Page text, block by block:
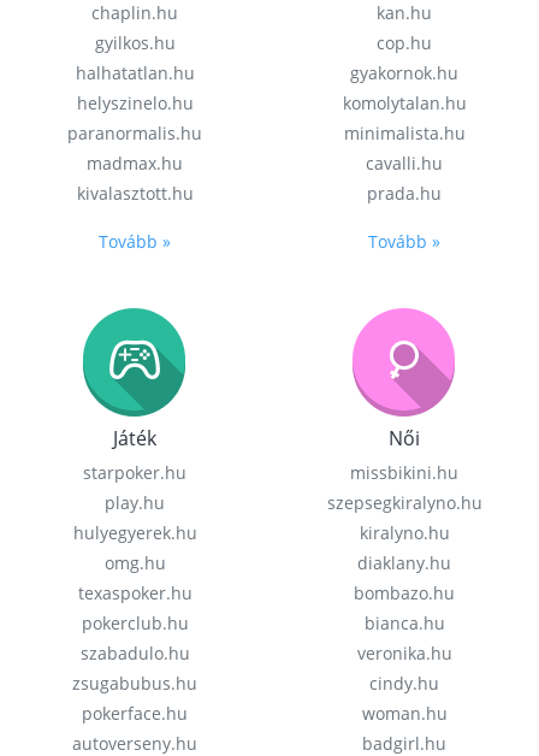
chaplin.hu
gyilkos.hu
halhatatlan.hu
helyszinelo.hu
paranormalis.hu
madmax.hu
kivalasztott.hu
Tovább »
kan.hu
cop.hu
gyakornok.hu
komolytalan.hu
minimalista.hu
cavalli.hu
prada.hu
Tovább »
Játék
starpoker.hu
play.hu
hulyegyerek.hu
omg.hu
texaspoker.hu
pokerclub.hu
szabadulo.hu
zsugabubus.hu
pokerface.hu
autoverseny.hu
Női
missbikini.hu
szepsegkiralyno.hu
kiralyno.hu
diaklany.hu
bombazo.hu
bianca.hu
veronika.hu
cindy.hu
woman.hu
badgirl.hu